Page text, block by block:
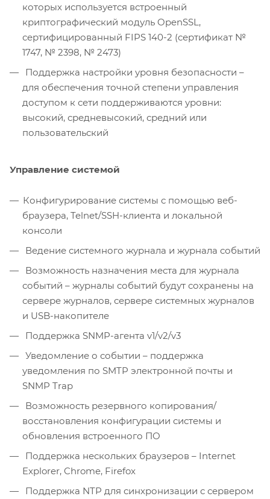
которых используется встроенный
криптографический модуль OpenSSL,
сертифицированный FIPS 140-2 (сертификат №
1747, № 2398, № 2473)
Поддержка настройки уровня безопасности –
для обеспечения точной степени управления
доступом к сети поддерживаются уровни:
высокий, средневысокий, средний или
пользовательский
Управление системой
Конфигурирование системы с помощью веб-
браузера, Telnet/SSH-клиента и локальной
консоли
Ведение системного журнала и журнала событий
Возможность назначения места для журнала
событий – журналы событий будут сохранены на
сервере журналов, сервере системных журналов
и USB-накопителе
Поддержка SNMP-агента v1/v2/v3
Уведомление о событии – поддержка
уведомления по SMTP электронной почты и
SNMP Trap
Возможность резервного копирования/
восстановления конфигурации системы и
обновления встроенного ПО
Поддержка нескольких браузеров – Internet
Explorer, Chrome, Firefox
Поддержка NTP для синхронизации с сервером